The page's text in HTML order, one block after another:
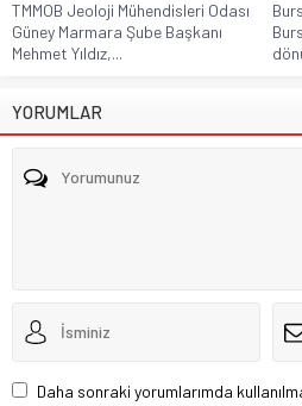
TMMOB Jeoloji Mühendisleri Odası
Güney Marmara Şube Başkanı
Mehmet Yıldız,...
YORUMLAR
Daha sonraki yorumlarımda